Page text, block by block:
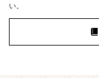
い。